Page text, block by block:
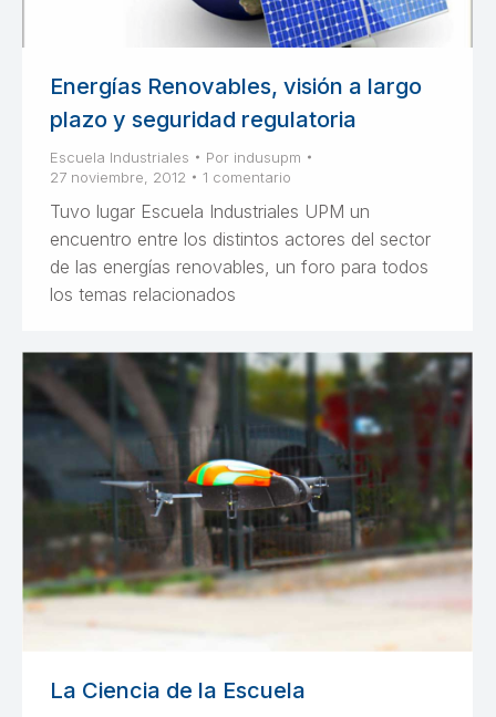
Energías Renovables, visión a largo
plazo y seguridad regulatoria
Escuela Industriales Por indusupm
27 noviembre, 2012
1 comentario
Tuvo lugar Escuela Industriales UPM un
encuentro entre los distintos actores del sector
de las energías renovables, un foro para todos
los temas relacionados
La Ciencia de la Escuela